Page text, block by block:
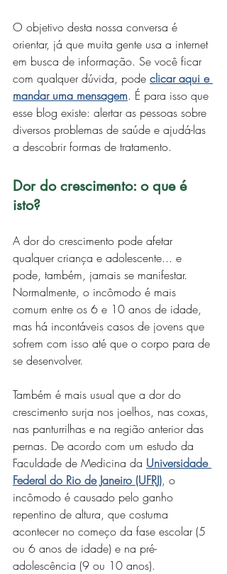
O objetivo desta nossa conversa é
orientar, já que muita gente usa a internet
em busca de informação. Se você ficar
com qualquer dúvida, pode clicar aqui e
mandar uma mensagem. É para isso que
esse blog existe: alertar as pessoas sobre
diversos problemas de saúde e ajudá-las
a descobrir formas de tratamento.
Dor do crescimento: o que é
isto?
A dor do crescimento pode afetar
qualquer criança e adolescente... e
pode, também, jamais se manifestar.
Normalmente, o incômodo é mais
comum entre os 6 e 10 anos de idade,
mas há incontáveis casos de jovens que
sofrem com isso até que o corpo para de
se desenvolver.
Também é mais usual que a dor do
crescimento surja nos joelhos, nas coxas,
nas panturrilhas e na região anterior das
pernas. De acordo com um estudo da
Faculdade de Medicina da Universidade
Federal do Rio de Janeiro (UFRJ), o
incômodo é causado pelo ganho
repentino de altura, que costuma
acontecer no começo da fase escolar (5
ou 6 anos de idade) e na pré-
adolescência (9 ou 10 anos).